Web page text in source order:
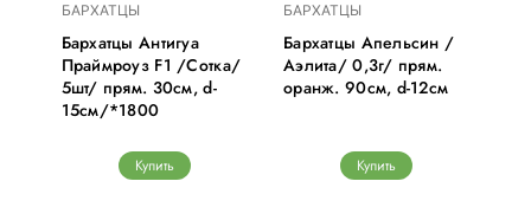
БАРХАТЦЫ
Бархатцы Антигуа
Праймроуз F1 /Сотка/
5шт/ прям. 30см, d-
15см/*1800
Купить
БАРХАТЦЫ
Бархатцы Апельсин /
Аэлита/ 0,3г/ прям.
оранж. 90см, d-12см
Купить